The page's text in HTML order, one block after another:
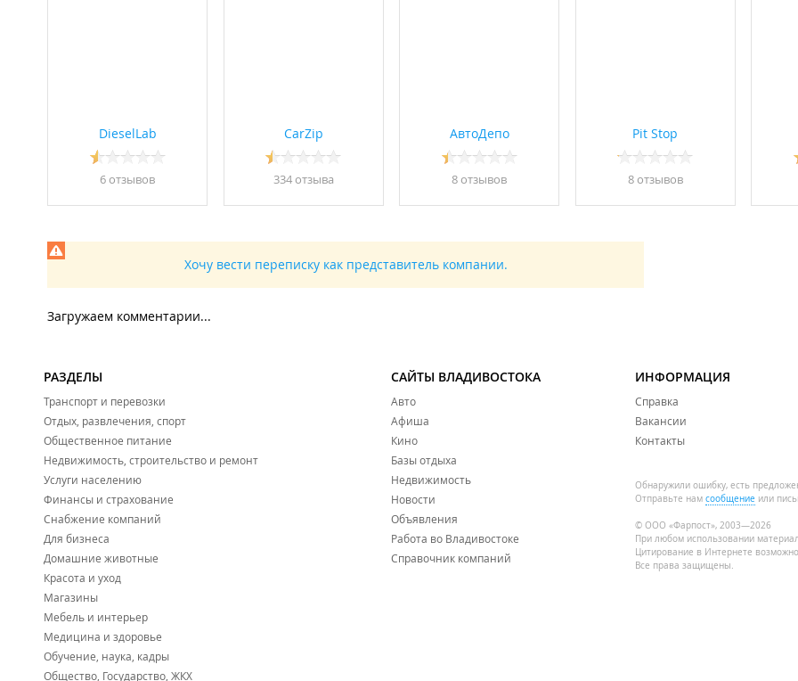
DieselLab
6 отзывов
CarZip
334 отзывa
АвтоДепо
8 отзывов
Pit Stop
8 отзывов
Хочу вести переписку как представитель компании.
Загружаем комментарии...
РАЗДЕЛЫ
Транспорт и перевозки
Отдых, развлечения, спорт
Общественное питание
Недвижимость, строительство и ремонт
Услуги населению
Финансы и страхование
Снабжение компаний
Для бизнеса
Домашние животные
Красота и уход
Магазины
Мебель и интерьер
Медицина и здоровье
Обучение, наука, кадры
Общество, Государство, ЖКХ
САЙТЫ ВЛАДИВОСТОКА
Авто
Афиша
Кино
Базы отдыха
Недвижимость
Новости
Объявления
Работа во Владивостоке
Справочник компаний
ИНФОРМАЦИЯ
Справка
Вакансии
Контакты
Обнаружили ошибку, есть
Отправьте нам сообщение или
© ООО «Фарпост», 2003—2026
При любом использовании
Цитирование в Интернете
Все права защищены.